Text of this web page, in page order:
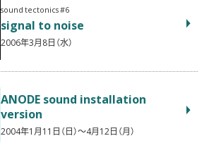
sound tectonics #6
signal to noise
2006年3月8日（水）
ANODE sound installation
version
2004年1月11日（日）〜4月12日（月）